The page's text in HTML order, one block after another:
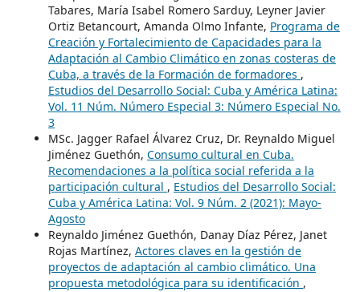
Tabares, María Isabel Romero Sarduy, Leyner Javier
Ortiz Betancourt, Amanda Olmo Infante, Programa de
Creación y Fortalecimiento de Capacidades para la
Adaptación al Cambio Climático en zonas costeras de
Cuba, a través de la Formación de formadores ,
Estudios del Desarrollo Social: Cuba y América Latina:
Vol. 11 Núm. Número Especial 3: Número Especial No.
3
MSc. Jagger Rafael Álvarez Cruz, Dr. Reynaldo Miguel
Jiménez Guethón, Consumo cultural en Cuba.
Recomendaciones a la política social referida a la
participación cultural , Estudios del Desarrollo Social:
Cuba y América Latina: Vol. 9 Núm. 2 (2021): Mayo-
Agosto
Reynaldo Jiménez Guethón, Danay Díaz Pérez, Janet
Rojas Martínez, Actores claves en la gestión de
proyectos de adaptación al cambio climático. Una
propuesta metodológica para su identificación ,